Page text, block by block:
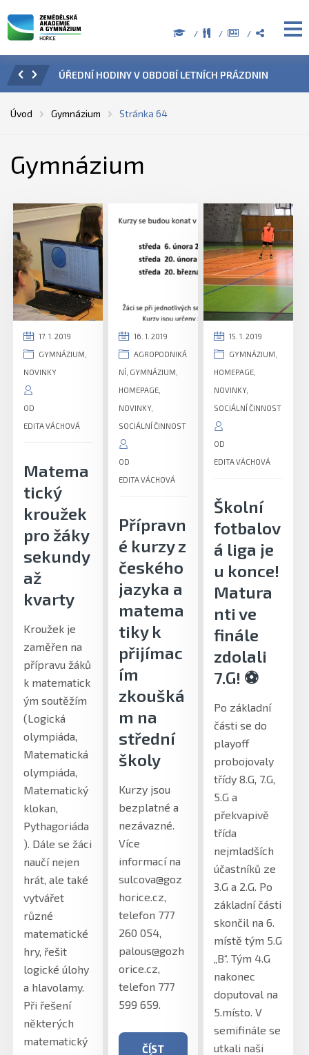
ÚŘEDNÍ HODINY V OBDOBÍ LETNÍCH PRÁZDNIN
Úvod Gymnázium Stránka 64
Gymnázium
17. 1. 2019
GYMNÁZIUM
NOVINKY
OD
EDITA VÁCHOVÁ
Matema
tický
kroužek
pro žáky
sekundy
až
kvarty
Kroužek je
zaměřen na
přípravu žáků
k matematick
ým soutěžím
(Logická
olympiáda,
Matematická
olympiáda,
Matematický
klokan,
Pythagoriáda
). Dále se žáci
naučí nejen
hrát, ale také
vytvářet
různé
matematické
hry, řešit
logické úlohy
a hlavolamy.
Při řešení
některých
matematický
16. 1. 2019
AGROPODNIKÁ
NÍ GYMNÁZIUM
HOMEPAGE
NOVINKY,
SOCIÁLNÍ ČINNOST
OD
EDITA VÁCHOVÁ
Přípravn
é kurzy z
českého
jazyka a
matema
tiky k
přijímac
ím
zkoušká
m na
střední
školy
Kurzy jsou
bezplatné a
nezávazné.
Více
informací na
sulcova@goz
horice.cz,
telefon 777
260 054,
palous@gozh
orice.cz,
telefon 777
599 659.
ČÍST
15. 1. 2019
GYMNÁZIUM
HOMEPAGE
NOVINKY,
SOCIÁLNÍ ČINNOST
OD
EDITA VÁCHOVÁ
Školní
fotbalov
á liga je
u konce!
Matura
nti ve
finále
zdolali
7.G! ⚽️
Po základní
části se do
playoff
probojovaly
třídy 8.G, 7.G,
5.G a
překvapivě
třída
nejmladších
účastníků ze
3.G a 2.G. Po
základní části
skončil na 6.
místě tým 5.G
„B“. Tým 4.G
nakonec
doputoval na
5.místo. V
semifinále se
utkali naši